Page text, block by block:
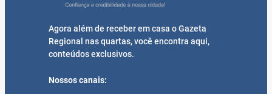
Agora além de receber em casa o Gazeta
Regional nas quartas, você encontra aqui,
conteúdos exclusivos.
Nossos canais: